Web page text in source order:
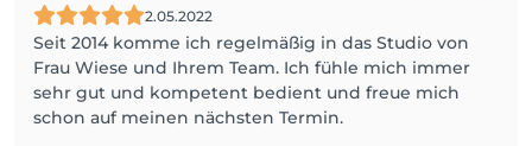
2.05.2022
Seit 2014 komme ich regelmäßig in das Studio von
Frau Wiese und Ihrem Team. Ich fühle mich immer
sehr gut und kompetent bedient und freue mich
schon auf meinen nächsten Termin.